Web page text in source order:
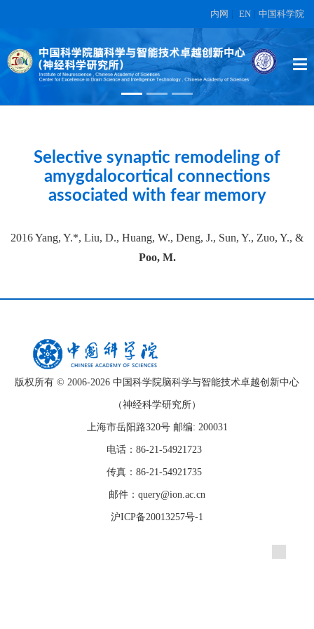
内网 EN 中国科学院
High-dimensional topographic
organization of visual features in the
primate temporal lobe.
在另外数据表中
Selective synaptic remodeling of
amygdalocortical connections
associated with fear memory
2016 Yang, Y.*, Liu, D., Huang, W., Deng, J., Sun, Y., Zuo, Y., &
Poo, M.
版权所有 © 2006-2026 中国科学院脑科学与智能技术卓越创新中心
（神经科学研究所）
上海市岳阳路320号 邮编: 200031
电话：86-21-54921723
传真：86-21-54921735
邮件：query@ion.ac.cn
沪ICP备20013257号-1